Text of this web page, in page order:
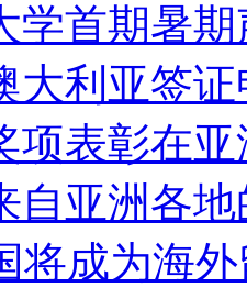
学首期暑
大利亚签
项表彰在
自亚洲各
将成为海